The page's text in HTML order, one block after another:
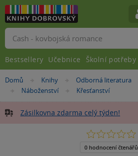
Nacházíte
Domů »Knihy »
Odborná literatura
»
Náboženství »
Křesťanství
Zásilkovna zdarma celý týden!
0.0
5
0 hodnocení čtenářů
Vyhledávání
Bestsellery Učebnice Školní potřeby